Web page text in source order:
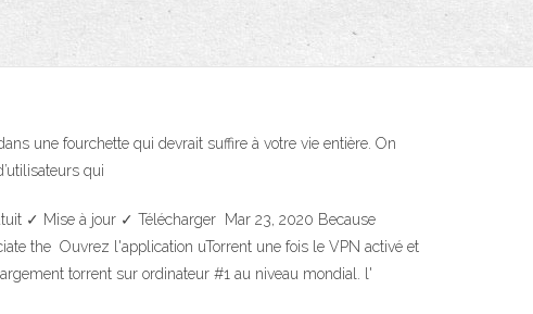
une fourchette qui devrait suffire à votre vie entière. On
qui
✓ Mise à jour ✓ Télécharger Mar 23, 2020 Because
the Ouvrez l'application uTorrent une fois le VPN activé et
torrent sur ordinateur #1 au niveau mondial. l'